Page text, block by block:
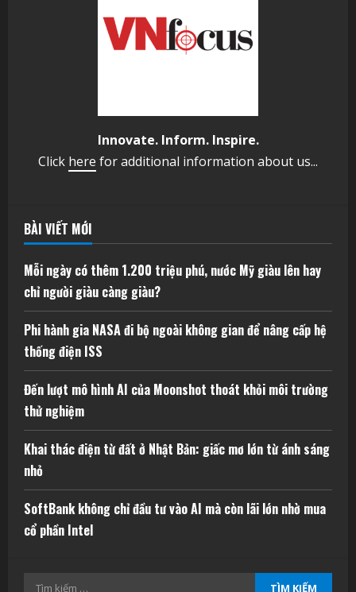
Innovate. Inform. Inspire.
Click here for additional information about us...
BÀI VIẾT MỚI
Mỗi ngày có thêm 1.200 triệu phú, nước Mỹ giàu lên hay
chỉ người giàu càng giàu?
Phi hành gia NASA đi bộ ngoài không gian để nâng cấp hệ
thống điện ISS
Đến lượt mô hình AI của Moonshot thoát khỏi môi trường
thử nghiệm
Khai thác điện từ đất ở Nhật Bản: giấc mơ lớn từ ánh sáng
nhỏ
SoftBank không chỉ đầu tư vào AI mà còn lãi lớn nhờ mua
cổ phần Intel
Tìm